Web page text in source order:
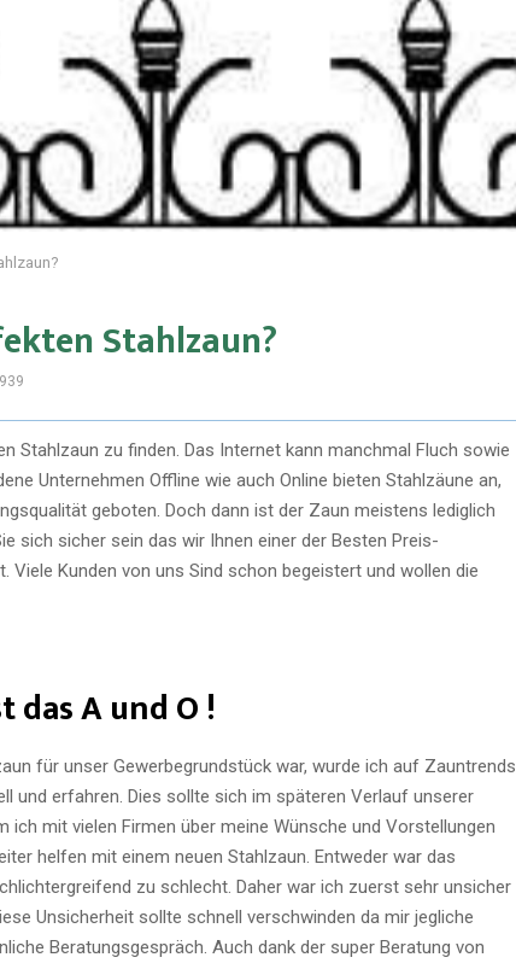
Stahlzaun?
939
Stahlzaun zu finden. Das Internet kann manchmal Fluch sowie
Unternehmen Offline wie auch Online bieten Stahlzäune an,
geboten. Doch dann ist der Zaun meistens lediglich
sich sicher sein das wir Ihnen einer der Besten Preis-
Viele Kunden von uns Sind schon begeistert und wollen die
das A und O !
für unser Gewerbegrundstück war, wurde ich auf Zauntrends
und erfahren. Dies sollte sich im späteren Verlauf unserer
mit vielen Firmen über meine Wünsche und Vorstellungen
helfen mit einem neuen Stahlzaun. Entweder war das
zu schlecht. Daher war ich zuerst sehr unsicher
Unsicherheit sollte schnell verschwinden da mir jegliche
Beratungsgespräch. Auch dank der super Beratung von